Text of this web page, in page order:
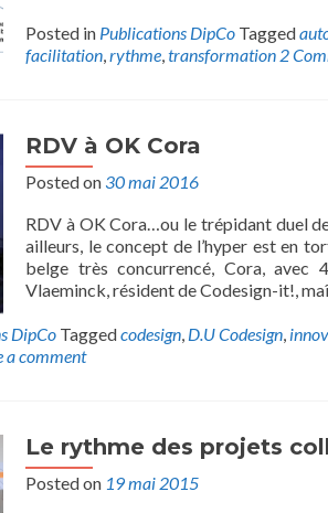
Posted in Publications DipCo Tagged
facilitation,rythme,transformation 2
RDV à OK Cora
Posted on 30 mai 2016
RDV à OK Cora…ou le trépidant duel
ailleurs, le concept de l’hyper est en
belge très concurrencé, Cora,
Vlaeminck, résident de Codesign-it!,
DipCo Taggedcodesign, D.U Codesign,
a comment
Le rythme des projets
Posted on 19 mai 2015